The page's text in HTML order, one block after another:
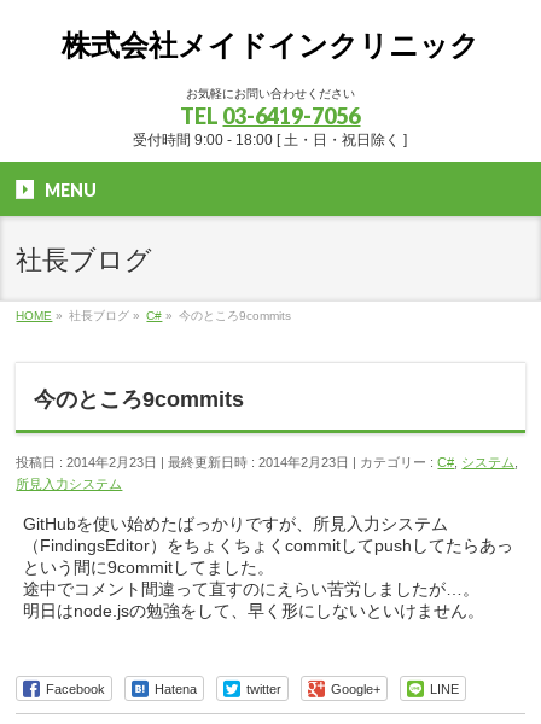
株式会社メイドインクリニック
お気軽にお問い合わせください
TEL 03-6419-7056
受付時間 9:00 - 18:00 [ 土・日・祝日除く ]
MENU
社長ブログ
HOME » 社長ブログ » C# » 今のところ9commits
今のところ9commits
投稿日 : 2014年2月23日 最終更新日時 : 2014年2月23日 カテゴリー :C# システム
所見入力システム
GitHubを使い始めたばっかりですが、所見入力システム
（FindingsEditor）をちょくちょくcommitしてpushしてたらあっ
という間に9commitしてました。
途中でコメント間違って直すのにえらい苦労しましたが…。
明日はnode.jsの勉強をして、早く形にしないといけません。
Facebook Hatena twitter Google+ LINE